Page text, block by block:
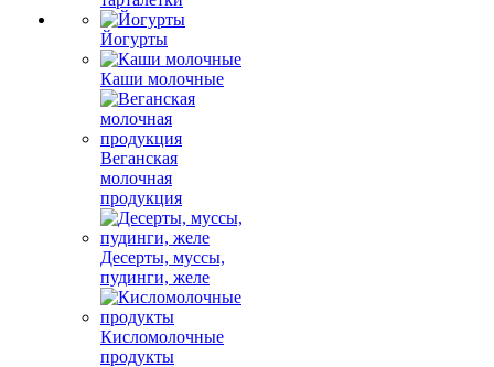
Йогурты
Каши молочные
Веганская
молочная
продукция
Десерты, муссы,
пудинги, желе
Кисломолочные
продукты